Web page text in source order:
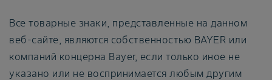
Все товарные знаки, представленные на данном
веб-сайте, являются собственностью BAYER или
компаний концерна Bayer, если только иное не
указано или не воспринимается любым другим